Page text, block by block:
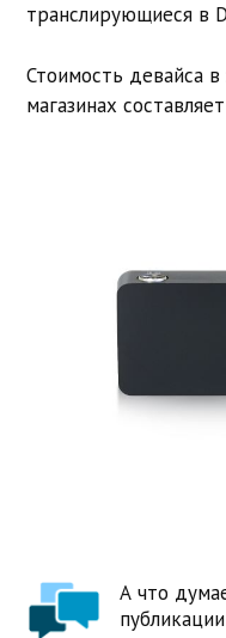
транслирующиеся в
Стоимость девайса
магазинах
А что